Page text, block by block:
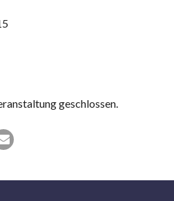
geschlossen.